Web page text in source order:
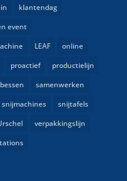
klantendag
event
LEAF
online
proactief
productielijn
samenwerken
snijmachines
snijtafels
verpakkingslijn